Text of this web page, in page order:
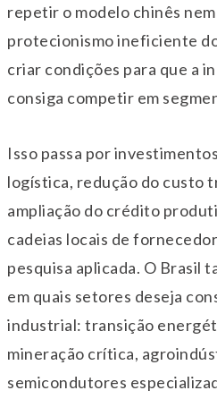
repetir o modelo chinês
protecionismo ineficiente
criar condições para que a
consiga competir em
Isso passa por
logística, redução do custo
ampliação do crédito
cadeias locais de
pesquisa aplicada. O Brasil
em quais setores deseja
industrial: transição
mineração crítica,
semicondutores